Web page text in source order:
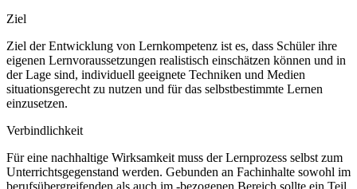
Ziel
Ziel der Entwicklung von Lernkompetenz ist es, dass Schüler ihre
eigenen Lernvoraussetzungen realistisch einschätzen können und in
der Lage sind, individuell geeignete Techniken und Medien
situationsgerecht zu nutzen und für das selbstbestimmte Lernen
einzusetzen.
Verbindlichkeit
Für eine nachhaltige Wirksamkeit muss der Lernprozess selbst zum
Unterrichtsgegenstand werden. Gebunden an Fachinhalte sowohl im
berufsübergreifenden als auch im -bezogenen Bereich sollte ein Teil